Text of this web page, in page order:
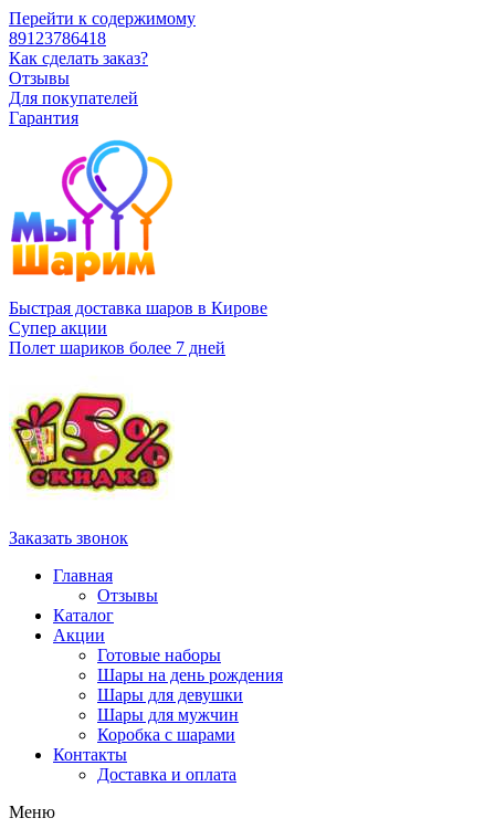
Перейти к содержимому
89123786418
Как сделать заказ?
Отзывы
Для покупателей
Гарантия
Быстрая доставка шаров в Кирове
Супер акции
Полет шариков более 7 дней
Заказать звонок
Главная
Отзывы
Каталог
Акции
Готовые наборы
Шары на день рождения
Шары для девушки
Шары для мужчин
Коробка с шарами
Контакты
Доставка и оплата
Меню